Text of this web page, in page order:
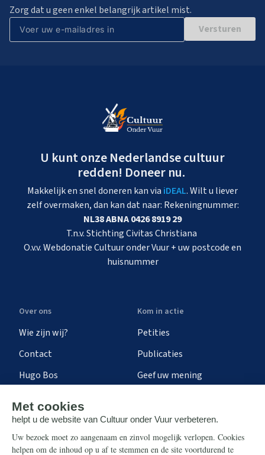
Zorg dat u geen enkel belangrijk artikel mist.
Versturen
U kunt onze Nederlandse cultuur
redden! Doneer nu.
Makkelijk en snel doneren kan via iDEAL. Wilt u liever
zelf overmaken, dan kan dat naar: Rekeningnummer:
NL38 ABNA 0426 8919 29
T.n.v. Stichting Civitas Christiana
O.v.v. Webdonatie Cultuur onder Vuur + uw postcode en
huisnummer
Over ons
Wie zijn wij?
Contact
Hugo Bos
Kom in actie
Petities
Publicaties
Geef uw mening
Steun ons Info